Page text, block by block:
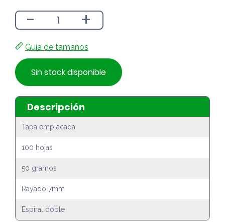
- +
Guía de tamaños
Sin stock disponible
Descripción
Tapa emplacada
100 hojas
50 gramos
Rayado 7mm
Espiral doble